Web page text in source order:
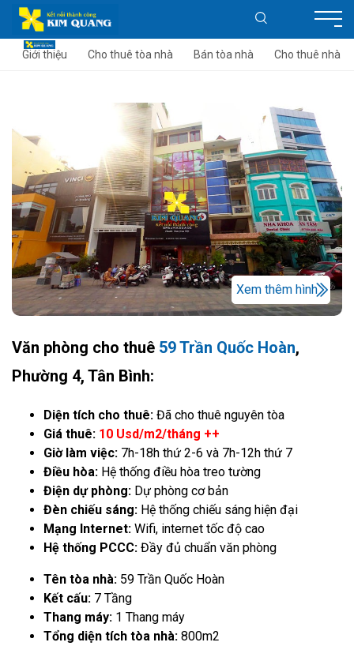
Giới thiệu Cho thuê tòa nhà Bán tòa nhà Cho thuê nhà
Xem thêm hình
Văn phòng cho thuê 59 Trần Quốc Hoàn,
Phường 4, Tân Bình:
Diện tích cho thuê: Đã cho thuê nguyên tòa
Giá thuê: 10 Usd/m2/tháng ++
Giờ làm việc: 7h-18h thứ 2-6 và 7h-12h thứ 7
Điều hòa: Hệ thống điều hòa treo tường
Điện dự phòng: Dự phòng cơ bản
Đèn chiếu sáng: Hệ thống chiếu sáng hiện đại
Mạng Internet: Wifi, internet tốc độ cao
Hệ thống PCCC: Đầy đủ chuẩn văn phòng
Tên tòa nhà: 59 Trần Quốc Hoàn
Kết cấu: 7 Tầng
Thang máy: 1 Thang máy
Tổng diện tích tòa nhà: 800m2